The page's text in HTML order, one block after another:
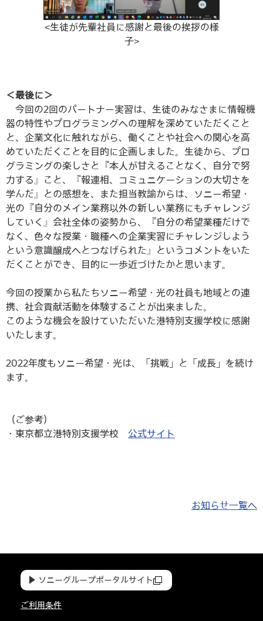
<生徒が先輩社員に感謝と最後の挨拶の様
子>
＜最後に＞
今回の2回のパートナー実習は、生徒のみなさまに情報機
器の特性やプログラミングへの理解を深めていただくこと
と、企業文化に触れながら、働くことや社会への関心を高
めていただくことを目的に企画しました。生徒から、プロ
グラミングの楽しさと『本人が甘えることなく、自分で努
力する』こと、『報連相、コミュニケーションの大切さを
学んだ』との感想を、また担当教諭からは、ソニー希望・
光の『自分のメイン業務以外の新しい業務にもチャレンジ
していく』会社全体の姿勢から、『自分の希望業種だけで
なく、色々な授業・職種への企業実習にチャレンジしよう
という意識醸成へとつなげられた』というコメントをいた
だくことができ、目的に一歩近づけたかと思います。
今回の授業から私たちソニー希望・光の社員も地域との連
携、社会貢献活動を体験することが出来ました。
このような機会を設けていただいた港特別支援学校に感謝
いたします。
2022年度もソニー希望・光は、「挑戦」と「成長」を続け
ます。
（ご参考）
・東京都立港特別支援学校 公式サイト
お知らせ一覧へ
ソニーグループポータルサイト
ご利用条件